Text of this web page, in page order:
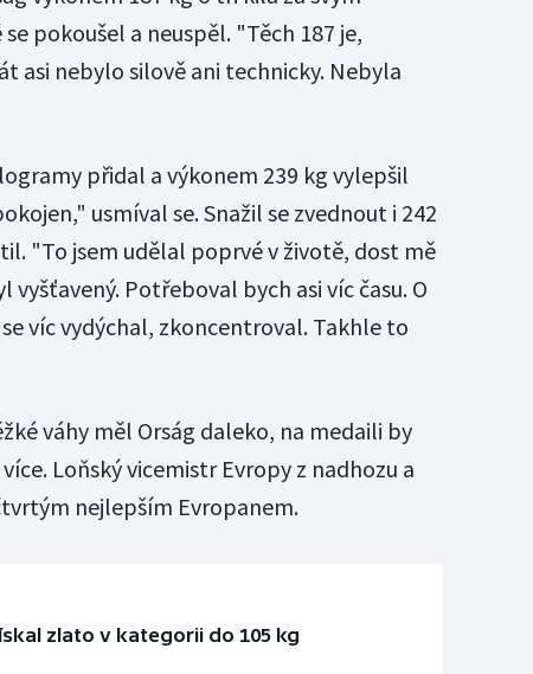
pokoušel a neuspěl. "Těch 187 je,
asi nebylo silově ani technicky. Nebyla
přidal a výkonem 239 kg vylepšil
usmíval se. Snažil se zvednout i 242
"To jsem udělal poprvé v životě, dost mě
Potřeboval bych asi víc času. O
víc vydýchal, zkoncentroval. Takhle to
váhy měl Orság daleko, na medaili by
Loňský vicemistr Evropy z nadhozu a
nejlepším Evropanem.
zlato v kategorii do 105 kg